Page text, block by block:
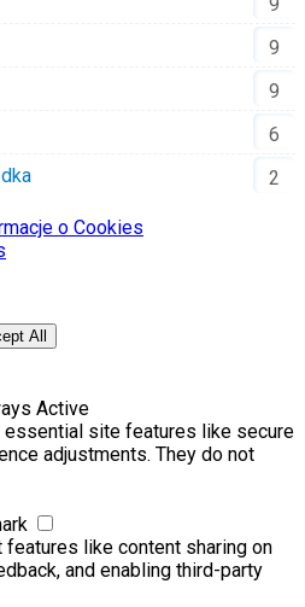
9
9
6
2
o Cookies
All
Active
essential site features like secure
adjustments. They do not
like content sharing on
and enabling third-party